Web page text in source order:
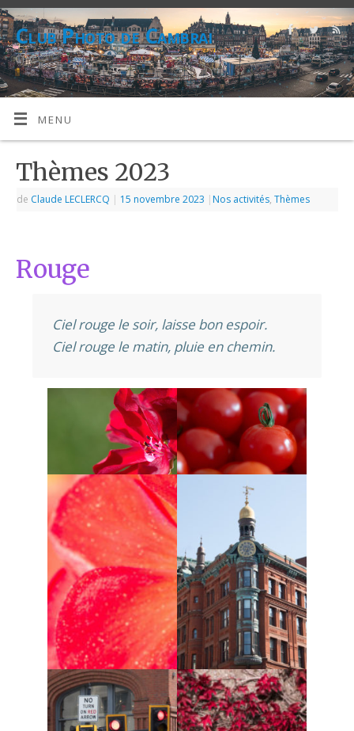
Club Photo de Cambrai
CPC
MENU
Thèmes 2023
de Claude LECLERCQ | 15 novembre 2023 | Nos activités,Thèmes
Rouge
Ciel rouge le soir, laisse bon espoir.
Ciel rouge le matin, pluie en chemin.